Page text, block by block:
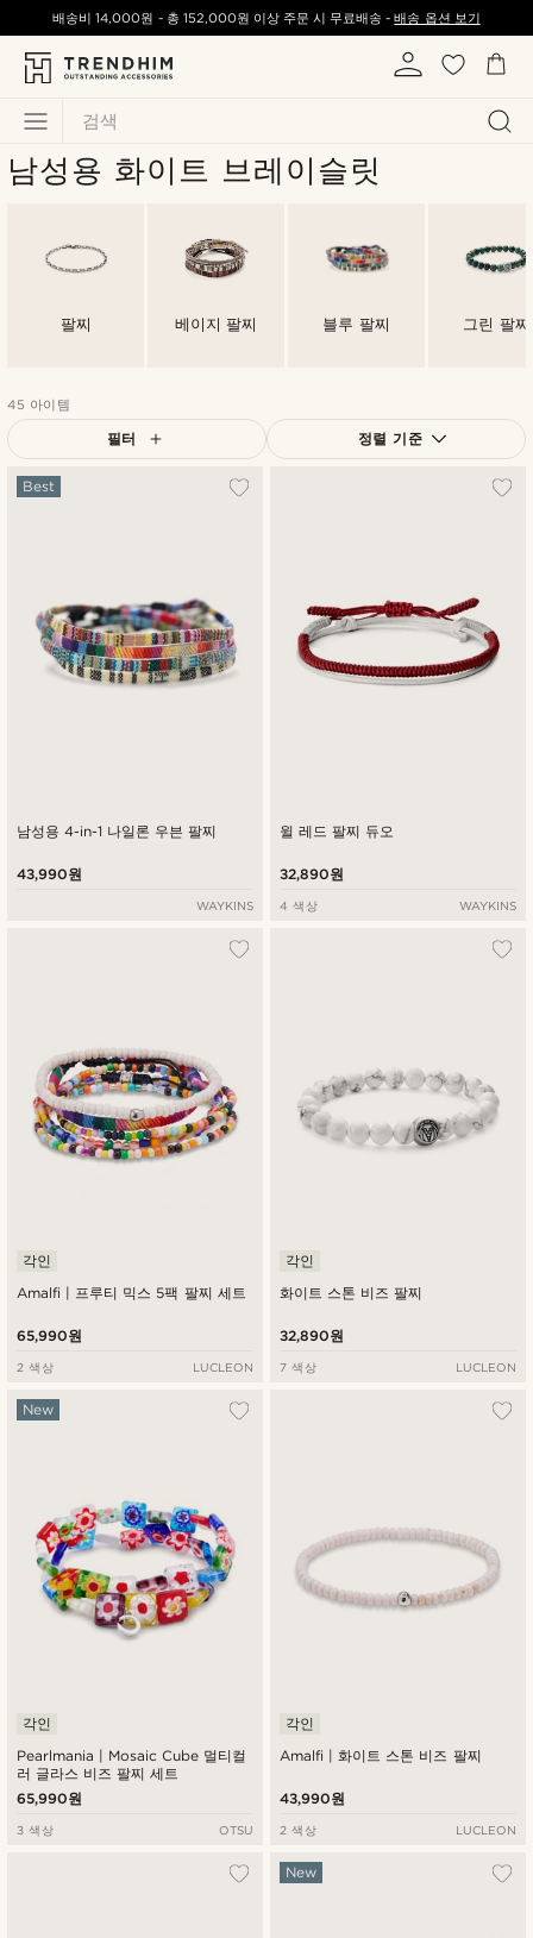
검색
배송비14,000원 - 총 152,000원 이상 주문 시 무료배송 -배송 옵션 보기
남성용 화이트 브레이슬릿
팔찌 베이지 팔찌 블루 팔찌 그린 팔찌
45 아이템
필터 정렬 기준
남성용 4-in-1 나일론 우븐 팔찌
Best
43,990원
WAYKINS
윌 레드 팔찌 듀오
32,890원
4 색상 WAYKINS
Amalfi | 프루티 믹스 5팩 팔찌 세트
각인
65,990원
2 색상 LUCLEON
화이트 스톤 비즈 팔찌
각인
32,890원
7 색상 LUCLEON
Pearlmania | Mosaic Cube 멀티컬
러 글라스 비즈 팔찌 세트
New
각인
65,990원
3 색상 OTSU
Amalfi | 화이트 스톤 비즈 팔찌
각인
43,990원
2 색상 LUCLEON
New